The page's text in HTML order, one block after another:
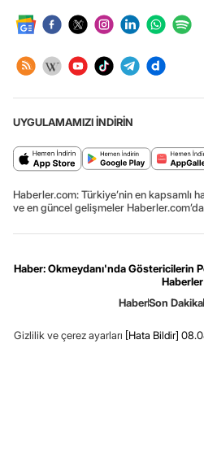
UYGULAMAMIZI İNDİRİN
Haberler.com: Türkiye’nin en kapsamlı
ve en güncel gelişmeler
Haber: Okmeydanı'nda Göstericilerin
Haberler
HaberSon Dakika
Gizlilik ve çerez ayarları [Hata Bildir]